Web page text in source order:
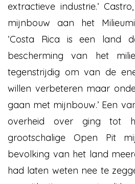
extractieve industrie.’
mijnbouw aan het
‘Costa Rica is een land
bescherming van het
tegenstrijdig om van de
willen verbeteren maar
gaan met mijnbouw.’ Een
overheid over ging tot
grootschalige Open Pit
bevolking van het land
had laten weten nee te